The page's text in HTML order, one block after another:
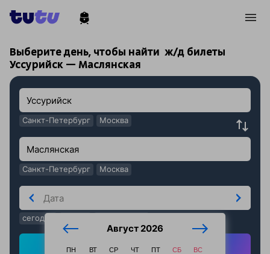
Выберите день, чтобы найти ж/д билеты
Уссурийск — Маслянская
Санкт-Петербург Москва
Санкт-Петербург Москва
Август 2026
ПН ВТ СР ЧТ ПТ СБ ВС
сегодня
Найти ж/д билеты